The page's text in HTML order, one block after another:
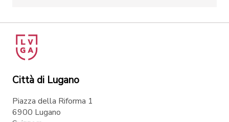
Città di Lugano
Piazza della Riforma 1
6900 Lugano